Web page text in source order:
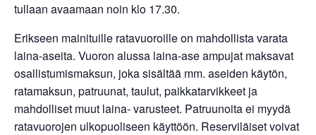
tullaan avaamaan noin klo 17.30.
Erikseen mainituille ratavuoroille on mahdollista varata
laina-aseita. Vuoron alussa laina-ase ampujat maksavat
osallistumismaksun, joka sisältää mm. aseiden käytön,
ratamaksun, patruunat, taulut, paikkatarvikkeet ja
mahdolliset muut laina- varusteet. Patruunoita ei myydä
ratavuorojen ulkopuoliseen käyttöön. Reserviläiset voivat